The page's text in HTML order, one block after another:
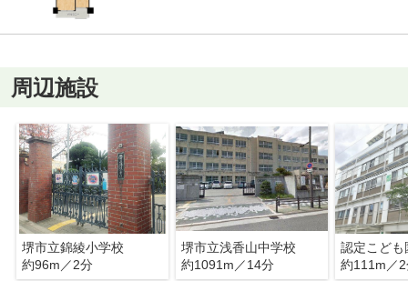
周辺施設
堺市立錦綾小学校
約96m／2分
堺市立浅香山中学校
約1091m／14分
認定こども
約111m／